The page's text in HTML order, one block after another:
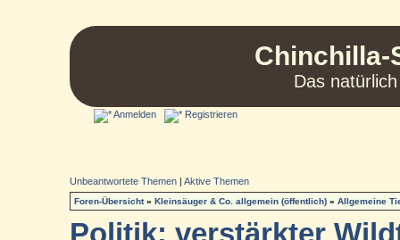
Chinchilla-
Das
Anmelden Registrieren
Unbeantwortete Themen |Aktive Themen
Foren-Übersicht»Kleinsäuger & Co. allgemein (öffentlich) »Allgemeine
Politik: verstärkter